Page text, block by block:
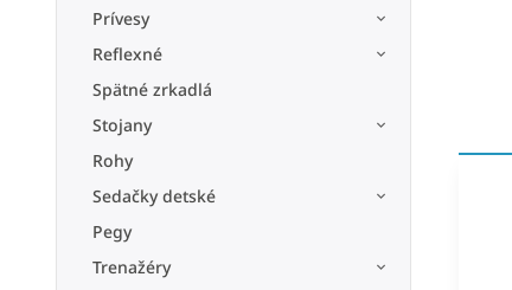
Prívesy
Reflexné
Spätné zrkadlá
Stojany
Rohy
Sedačky detské
Pegy
Trenažéry